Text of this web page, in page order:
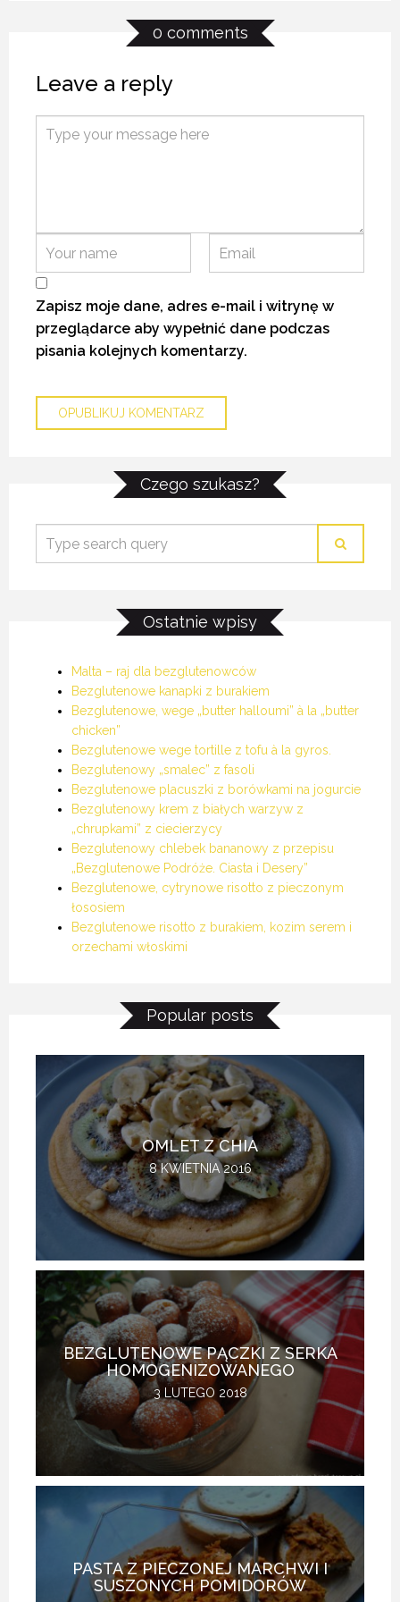
MALTA – RAJ DLA BEZGLUTENOWCÓW
6 MARCA 2022
MALTA – RAJ DLA BEZGLUTENOWCÓW
6 MARCA 2022
MALTA – RAJ DLA BEZGLUTENOWCÓW
6 MARCA 2022
0 comments
Leave a reply
Zapisz moje dane, adres e-mail i witrynę w
przeglądarce aby wypełnić dane podczas
pisania kolejnych komentarzy.
Czego szukasz?
Ostatnie wpisy
Malta – raj dla bezglutenowców
Bezglutenowe kanapki z burakiem
Bezglutenowe, wege „butter halloumi” à la „butter
chicken”
Bezglutenowe wege tortille z tofu à la gyros.
Bezglutenowy „smalec” z fasoli
Bezglutenowe placuszki z borówkami na jogurcie
Bezglutenowy krem z białych warzyw z
„chrupkami” z ciecierzycy
Bezglutenowy chlebek bananowy z przepisu
„Bezglutenowe Podróże. Ciasta i Desery”
Bezglutenowe, cytrynowe risotto z pieczonym
łososiem
Bezglutenowe risotto z burakiem, kozim serem i
orzechami włoskimi
Popular posts
OMLET Z CHIA
8 KWIETNIA 2016
BEZGLUTENOWE PĄCZKI Z SERKA
HOMOGENIZOWANEGO
3 LUTEGO 2018
PASTA Z PIECZONEJ MARCHWI I
SUSZONYCH POMIDORÓW